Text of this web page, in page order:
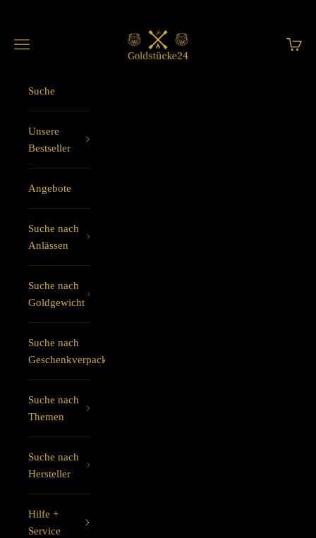
Goldstücke24
Menü
Suche
Unsere
Bestseller
Angebote
Suche nach
Anlässen
Suche nach
Goldgewicht
Suche nach
Geschenkverpackung
Suche nach
Themen
Suche nach
Hersteller
Hilfe +
Service